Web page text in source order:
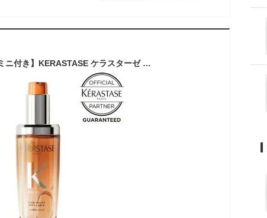
【10%OFFクーポン/ミニ付き】KERASTASE ケラスターゼ DP フルイド オレオリラックス 75ml ボトル レフィル オレオ リラックス ヘアオイル 洗い流さないトリートメント アウトバストリートメント サロン専売 しっとり さらさら くせ毛 枝毛 オレンジ 送料無料 プレゼント